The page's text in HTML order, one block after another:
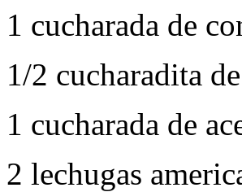
1 cucharada de
1/2 cucharadita
1 cucharada de
2 lechugas